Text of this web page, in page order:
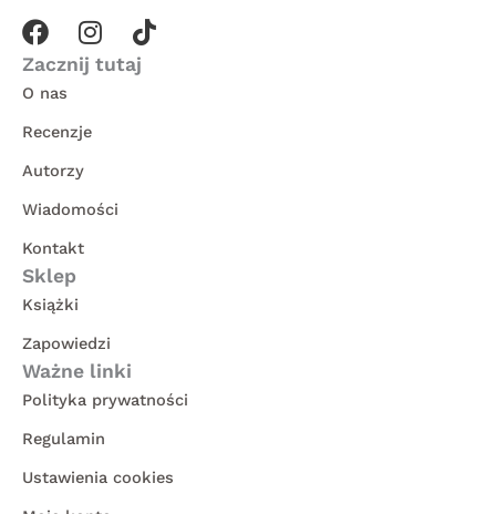
F
a
c
b
o
k
I
n
s
a
a
T
Zacznij tutaj
O nas
Recenzje
Autorzy
Wiadomości
Kontakt
Sklep
Książki
Zapowiedzi
Ważne linki
Polityka prywatności
Regulamin
Ustawienia cookies